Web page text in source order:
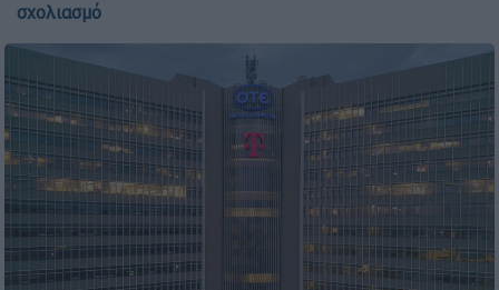
σχολιασμό